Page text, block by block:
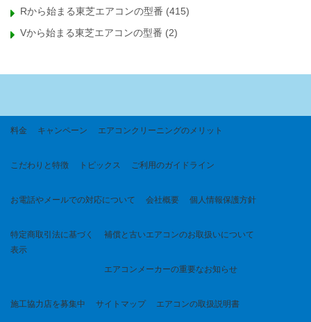
Rから始まる東芝エアコンの型番 (415)
Vから始まる東芝エアコンの型番 (2)
料金 キャンペーン エアコンクリーニングのメリット
こだわりと特徴 トピックス ご利用のガイドライン
お電話やメールでの対応について 会社概要 個人情報保護方針
特定商取引法に基づく
表示
補償と古いエアコンのお取扱いについて
エアコンメーカーの重要なお知らせ
施工協力店を募集中 サイトマップ エアコンの取扱説明書